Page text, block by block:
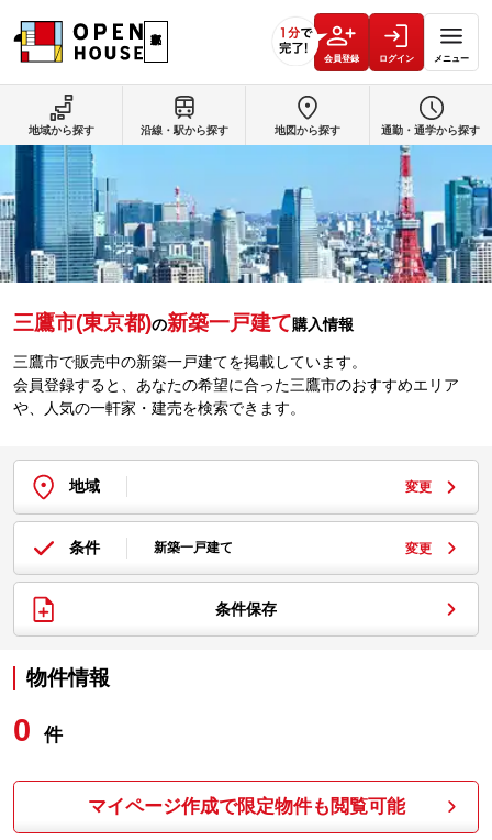
会員登録 ログイン メニュー
三鷹市(東京都)の新築一戸建て購入情報
三鷹市で販売中の新築一戸建てを掲載しています。
会員登録すると、あなたの希望に合った三鷹市のおすすめエリア
や、人気の一軒家・建売を検索できます。
地域 変更
条件 新築一戸建て 変更
条件保存
物件情報
0 件
マイページ作成で限定物件も閲覧可能
地域から探す 沿線・駅から探す 地図から探す 通勤・通学から探す